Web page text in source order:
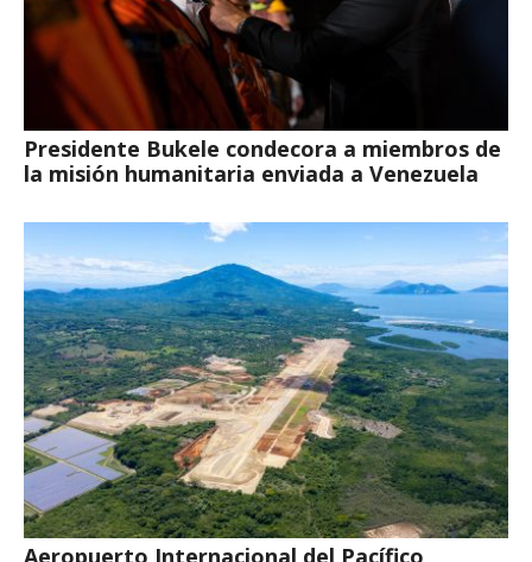
Presidente Bukele condecora a miembros de
la misión humanitaria enviada a Venezuela
Aeropuerto Internacional del Pacífico